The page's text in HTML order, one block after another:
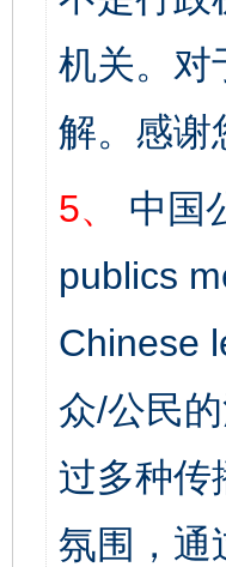
机关。对
解。感谢
5、
中国
publics
Chinese
众/公民
过多种传
氛围，通